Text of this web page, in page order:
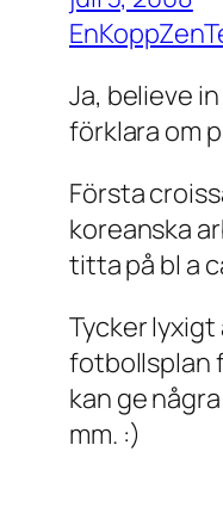
Ja, believe
förklara om
Första
koreanska
titta på bl a
Tycker
fotbollsplan
kan ge
mm. :)